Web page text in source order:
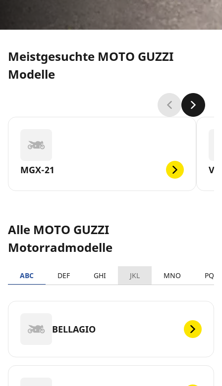
Meistgesuchte MOTO GUZZI
Modelle
MGX-21
Alle MOTO GUZZI
Motorradmodelle
ABC DEF GHI JKL MNO PQRS
BELLAGIO